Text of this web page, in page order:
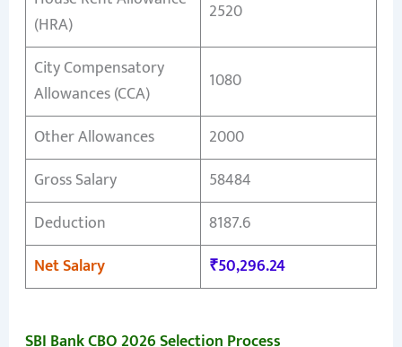
(HRA)
2520
City Compensatory
Allowances (CCA)
1080
Other Allowances
2000
Gross Salary
58484
Deduction
8187.6
Net Salary
₹50,296.24
SBI Bank CBO 2026 Selection Process